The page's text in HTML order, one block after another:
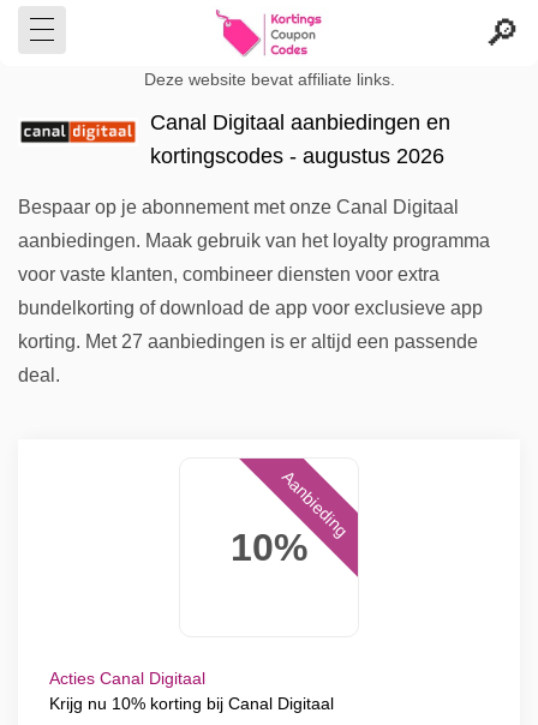
Deze website bevat affiliate links.
Canal Digitaal aanbiedingen en
kortingscodes - augustus 2026
Bespaar op je abonnement met onze Canal Digitaal
aanbiedingen. Maak gebruik van het loyalty programma
voor vaste klanten, combineer diensten voor extra
bundelkorting of download de app voor exclusieve app
korting. Met 27 aanbiedingen is er altijd een passende
deal.
10%
Aanbieding
Acties Canal Digitaal
Krijg nu 10% korting bij Canal Digitaal